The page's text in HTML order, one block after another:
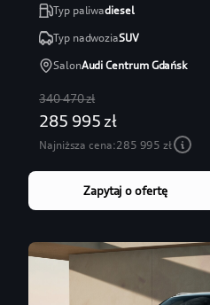
Typ paliwadiesel
Typ nadwoziaSUV
SalonAudi Centrum Gdańsk
340 470 zł
285 995 zł
Najniższa cena:285 995 zł
Zapytaj o ofertę